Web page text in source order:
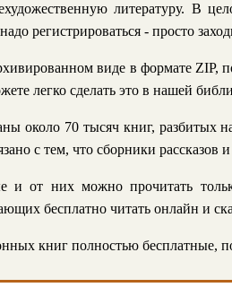
литературу. В
регистрироваться - просто
виде в формате
легко сделать это в нашей
около 70 тысяч книг, разбитых
с тем, что сборники
и от них можно прочитать
бесплатно читать онлайн и
книг полностью бесплатные,